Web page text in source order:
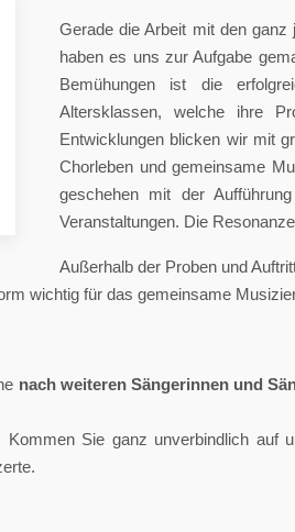
Gerade die Arbeit mit den
haben es uns zur Aufgabe
Bemühungen ist die
Altersklassen, welche ihre
Entwicklungen blicken wir mit
Chorleben und gemeinsame
geschehen mit der
Veranstaltungen. Die
Außerhalb der Proben und
wichtig für das gemeinsame
nach weiteren Sängerinnen und
Sie ganz unverbindlich auf